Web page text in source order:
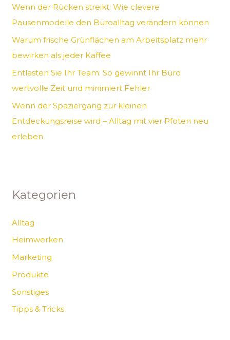
c
h
:
Wenn der Rücken streikt: Wie clevere
Pausenmodelle den Büroalltag verändern können
Warum frische Grünflächen am Arbeitsplatz mehr
bewirken als jeder Kaffee
Entlasten Sie Ihr Team: So gewinnt Ihr Büro
wertvolle Zeit und minimiert Fehler
Wenn der Spaziergang zur kleinen
Entdeckungsreise wird – Alltag mit vier Pfoten neu
erleben
Kategorien
Alltag
Heimwerken
Marketing
Produkte
Sonstiges
Tipps & Tricks